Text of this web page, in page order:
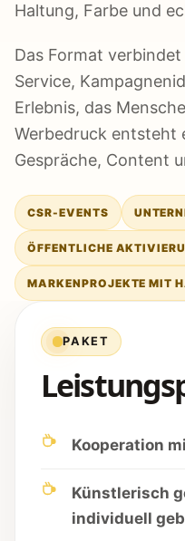
Haltung, Farbe und
Das Format
Service,
Erlebnis, das
Werbedruck entsteht
Gespräche, Content
CSR-EVENTS
ÖFFENTLICHE
MARKENPROJEKTE MIT
PAKET
Kooperation
Künstlerisch
individuell